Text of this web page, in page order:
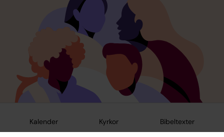
Kalender Kyrkor Bibeltexter